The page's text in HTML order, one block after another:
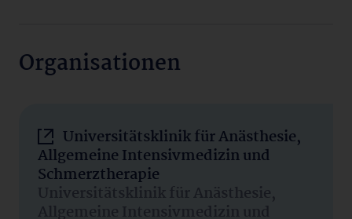
Organisationen
Universitätsklinik für Anästhesie,
Allgemeine Intensivmedizin und
Schmerztherapie
Universitätsklinik für Anästhesie,
Allgemeine Intensivmedizin und